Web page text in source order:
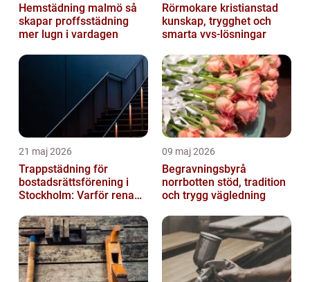
Hemstädning malmö så
skapar proffsstädning
mer lugn i vardagen
Rörmokare kristianstad
kunskap, trygghet och
smarta vvs-lösningar
21 maj 2026
Trappstädning för
bostadsrättsförening i
Stockholm: Varför rena
skillnad än du t...
09 maj 2026
Begravningsbyrå
norrbotten stöd, tradition
och trygg vägledning